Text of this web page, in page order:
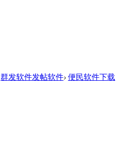
群发软件发帖软件› 便民软件下载